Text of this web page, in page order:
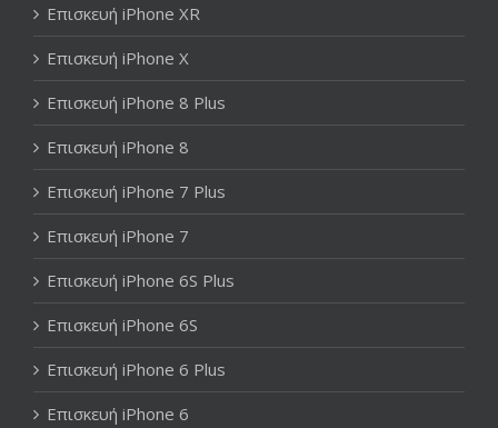
Επισκευή iPhone XR
Επισκευή iPhone X
Επισκευή iPhone 8 Plus
Επισκευή iPhone 8
Επισκευή iPhone 7 Plus
Επισκευή iPhone 7
Επισκευή iPhone 6S Plus
Επισκευή iPhone 6S
Επισκευή iPhone 6 Plus
Επισκευή iPhone 6